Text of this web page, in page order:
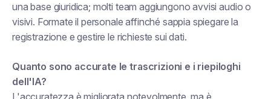
una base giuridica; molti team aggiungono avvisi audio o
visivi. Formate il personale affinché sappia spiegare la
registrazione e gestire le richieste sui dati.
Quanto sono accurate le trascrizioni e i riepiloghi
dell'IA?
L'accuratezza è migliorata notevolmente, ma è